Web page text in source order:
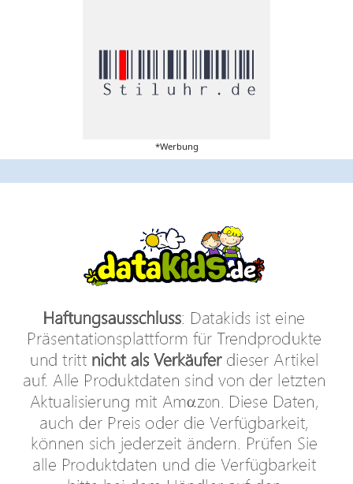
*Werbung